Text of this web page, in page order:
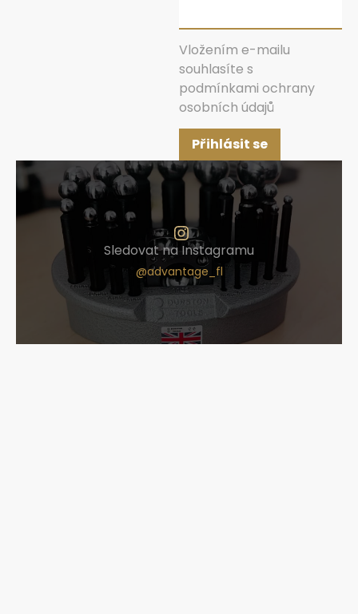
Vložením e-mailu
souhlasíte s
podmínkami ochrany
osobních údajů
Přihlásit se
Sledovat na Instagramu